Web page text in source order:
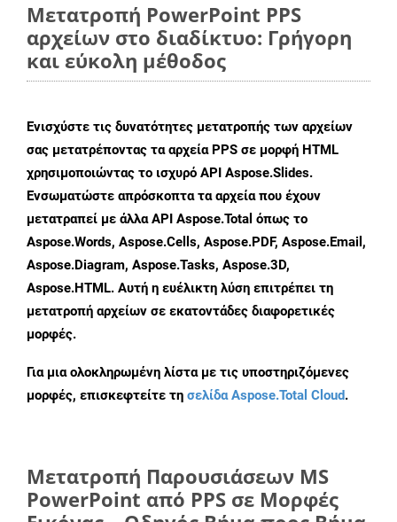
Μετατροπή PowerPoint PPS
αρχείων στο διαδίκτυο: Γρήγορη
και εύκολη μέθοδος
Ενισχύστε τις δυνατότητες μετατροπής των αρχείων
σας μετατρέποντας τα αρχεία PPS σε μορφή HTML
χρησιμοποιώντας το ισχυρό API Aspose.Slides.
Ενσωματώστε απρόσκοπτα τα αρχεία που έχουν
μετατραπεί με άλλα API Aspose.Total όπως το
Aspose.Words, Aspose.Cells, Aspose.PDF, Aspose.Email,
Aspose.Diagram, Aspose.Tasks, Aspose.3D,
Aspose.HTML. Αυτή η ευέλικτη λύση επιτρέπει τη
μετατροπή αρχείων σε εκατοντάδες διαφορετικές
μορφές.
Για μια ολοκληρωμένη λίστα με τις υποστηριζόμενες
μορφές, επισκεφτείτε τη σελίδα Aspose.Total Cloud.
Μετατροπή Παρουσιάσεων MS
PowerPoint από PPS σε Μορφές